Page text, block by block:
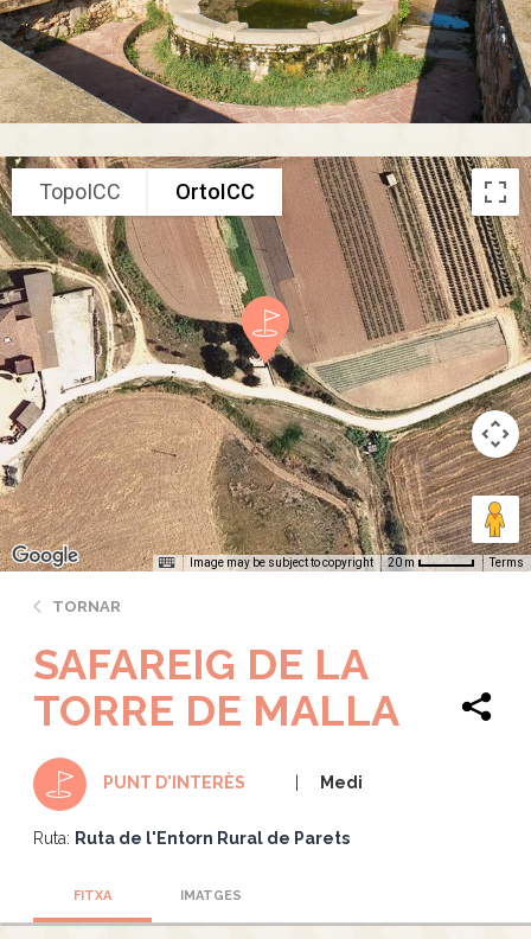
TopoICC OrtoICC
Image may be subject to copyright 20 m Terms
TORNAR
SAFAREIG DE LA
TORRE DE MALLA
PUNT D'INTERÈS Medi
Ruta: Ruta de l'Entorn Rural de Parets
FITXA IMATGES